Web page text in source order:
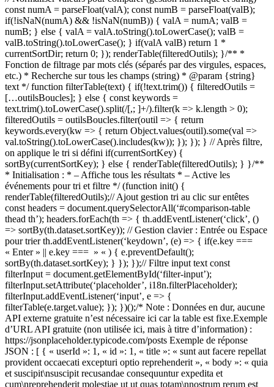
const numA = parseFloat(valA); const numB = parseFloat(valB);
if(!isNaN(numA) && !isNaN(numB)) { valA = numA; valB =
numB; } else { valA = valA.toString().toLowerCase(); valB =
valB.toString().toLowerCase(); } if(valA valB) return 1 *
currentSortDir; return 0; }); renderTable(filteredOutils); }/** *
Fonction de filtrage par mots clés (séparés par des virgules, espaces,
etc.) * Recherche sur tous les champs (string) * @param {string}
text */ function filterTable(text) { if(!text.trim()) { filteredOutils =
[…outilsBoucles]; } else { const keywords =
text.trim().toLowerCase().split(/[,; ]+/).filter(k => k.length > 0);
filteredOutils = outilsBoucles.filter(outil => { return
keywords.every(kw => { return Object.values(outil).some(val =>
val.toString().toLowerCase().includes(kw)); }); }); } // Après filtre,
on applique le tri si défini if(currentSortKey) {
sortBy(currentSortKey); } else { renderTable(filteredOutils); } }/**
* Initialisation : * – Affiche tous les résultats * – Active les
événements pour tri et filtre */ (function init() {
renderTable(filteredOutils);// Ajout gestion tri au clic sur entêtes
const headers = document.querySelectorAll(‘#comparison-table
thead th’); headers.forEach(th => { th.addEventListener(‘click’, ()
=> sortBy(th.dataset.sortKey)); // Gestion clavier : Entrée ou Espace
pour trier th.addEventListener(‘keydown’, (e) => { if(e.key ===
« Enter » || e.key === » « ) { e.preventDefault();
sortBy(th.dataset.sortKey); } }); });// Filtre input text const
filterInput = document.getElementById(‘filter-input’);
filterInput.setAttribute(‘placeholder’, i18n.filterPlaceholder);
filterInput.addEventListener(‘input’, e => {
filterTable(e.target.value); }); })();/* Note : Données en dur, aucune
API externe gratuite n’est nécessaire ici car la table est fixe.Exemple
d’URL API gratuite (non utilisée ici, mais à titre d’information) :
https://jsonplaceholder.typicode.com/posts Exemple de réponse
JSON : [ { « userId »: 1, « id »: 1, « title »: « sunt aut facere repellat
provident occaecati excepturi optio reprehenderit », « body »: « quia
et suscipit\nsuscipit recusandae consequuntur expedita et
cum\nreprehenderit molestiae ut ut quas totam\nnostrum rerum est